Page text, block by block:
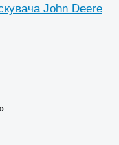
John Deere